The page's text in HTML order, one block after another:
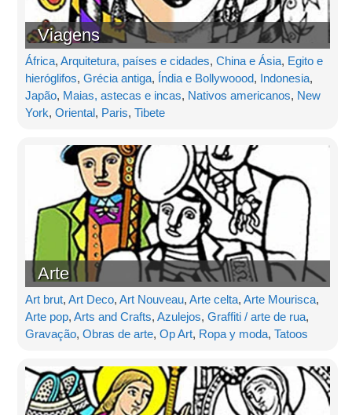
Viagens
África, Arquitetura, países e cidades, China e Ásia, Egito e
hieróglifos, Grécia antiga, Índia e Bollywoood, Indonesia,
Japão, Maias, astecas e incas, Nativos americanos, New
York, Oriental, Paris, Tibete
Arte
Art brut, Art Deco, Art Nouveau, Arte celta, Arte Mourisca,
Arte pop, Arts and Crafts, Azulejos, Graffiti / arte de rua,
Gravação, Obras de arte, Op Art, Ropa y moda, Tatoos